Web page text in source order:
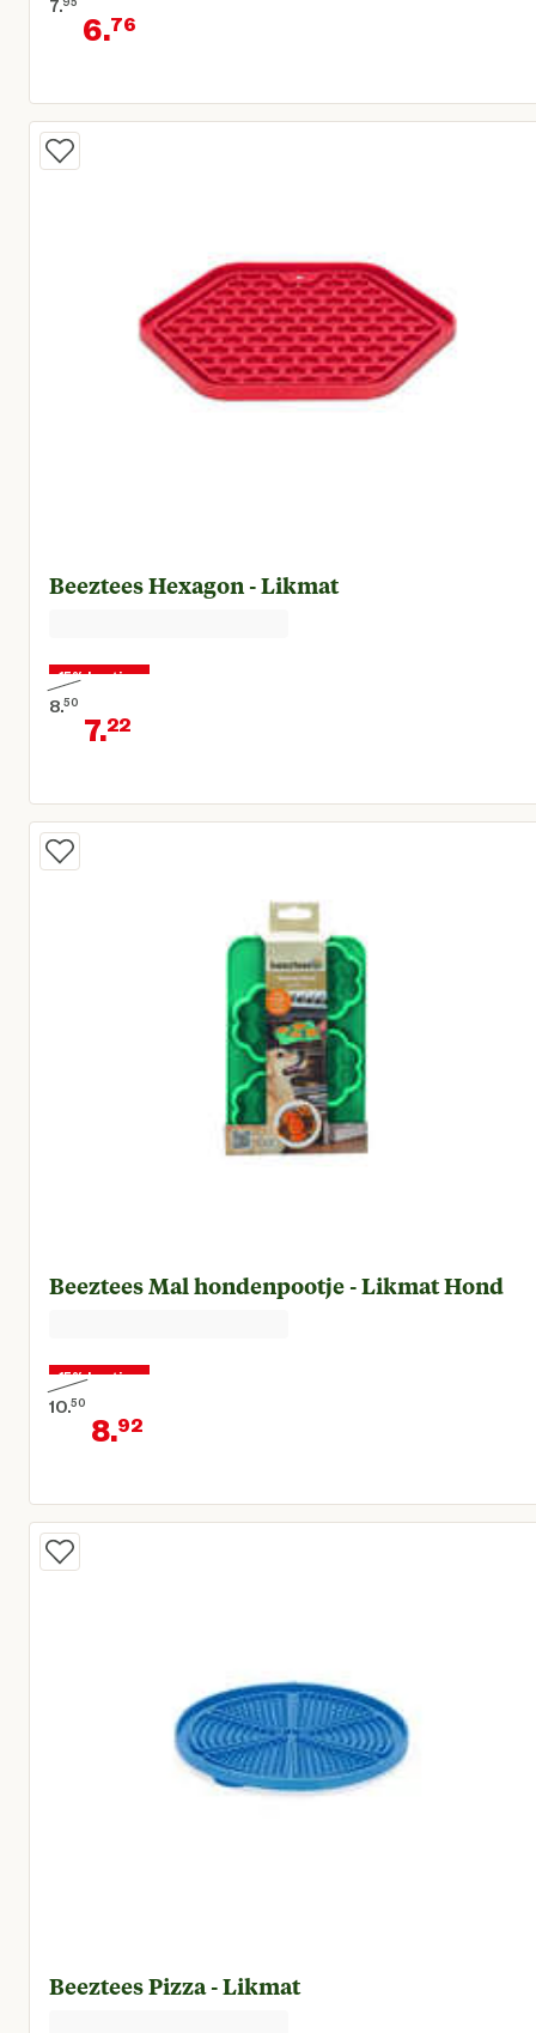
7.
Oorspronkelijke prijs € 7,95
6.76
Huidige prijs € 6,76
Beeztees Hexagon - Likmat
15% korting
8.50
Oorspronkelijke prijs € 8,50
7.22
Huidige prijs € 7,22
Beeztees Mal hondenpootje - Likmat Hond
15% korting
10.50
Oorspronkelijke prijs € 10,50
8.92
Huidige prijs € 8,92
Beeztees Pizza - Likmat